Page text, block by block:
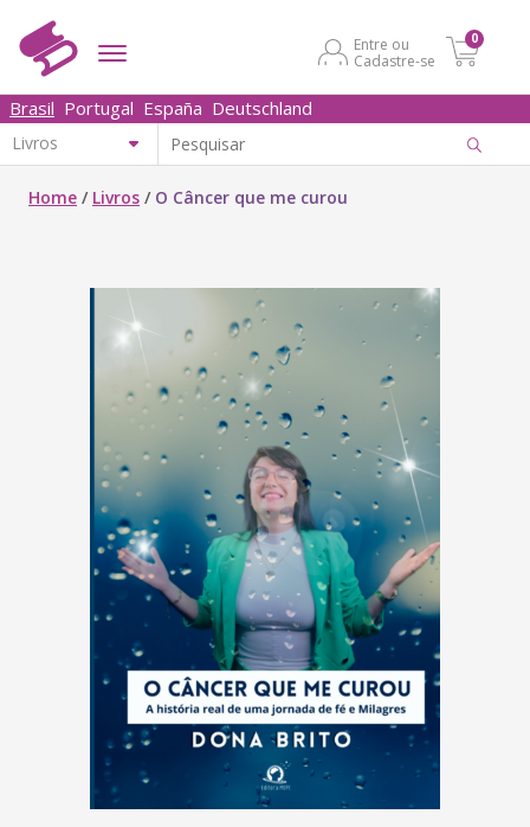
Entre ou
Cadastre-se
0
Brasil Portugal España Deutschland
Home / Livros / O Câncer que me curou